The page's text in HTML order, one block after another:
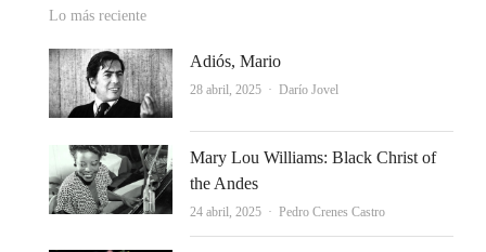
Lo más reciente
Adiós, Mario
28 abril, 2025 Autor
Darío Jovel
Mary Lou Williams: Black Christ of
the Andes
24 abril, 2025 Autor
Pedro Crenes Castro